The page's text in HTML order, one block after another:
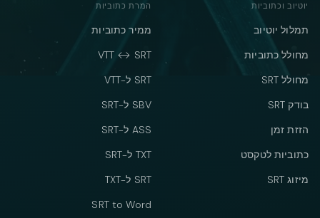
יוטיוב וכתוביות
תמלול יוטיוב
מחולל כתוביות
מחולל SRT
בודק SRT
הזזת זמן
כתוביות לטקסט
מיזוג SRT
המרת כתוביות
ממיר כתוביות
VTT ↔ SRT
SRT ל-VTT
SBV ל-SRT
ASS ל-SRT
TXT ל-SRT
SRT ל-TXT
SRT to Word